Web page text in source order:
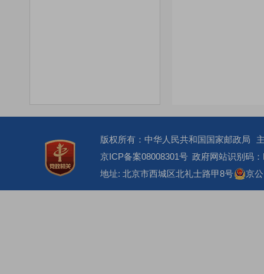
版权所有：中华人民共和国国家邮政局
京ICP备案08008301号 政府网站识别码
地址: 北京市西城区北礼士路甲8号
京